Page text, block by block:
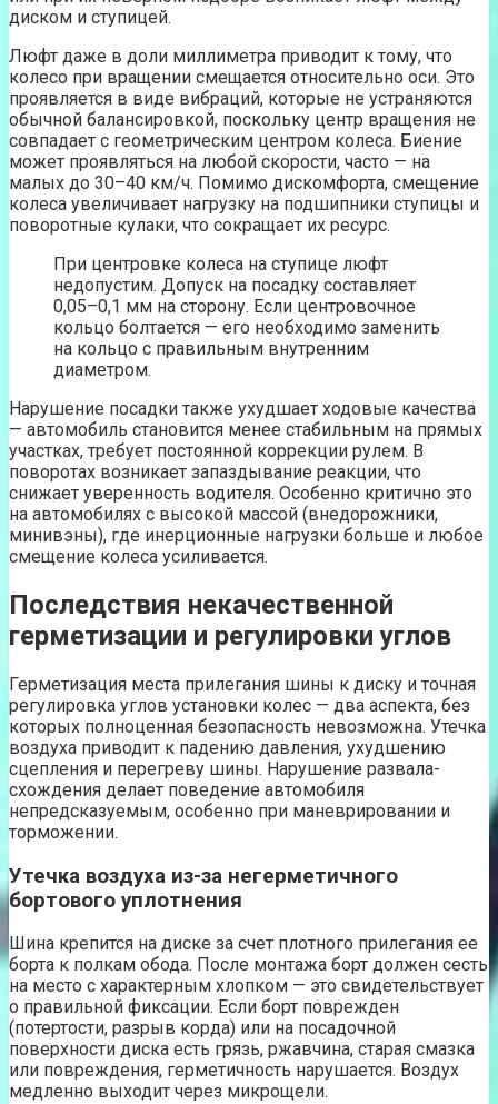
диском и ступицей.
Люфт даже в доли миллиметра приводит к тому, что
колесо при вращении смещается относительно оси. Это
проявляется в виде вибраций, которые не устраняются
обычной балансировкой, поскольку центр вращения не
совпадает с геометрическим центром колеса. Биение
может проявляться на любой скорости, часто — на
малых до 30–40 км/ч. Помимо дискомфорта, смещение
колеса увеличивает нагрузку на подшипники ступицы и
поворотные кулаки, что сокращает их ресурс.
При центровке колеса на ступице люфт
недопустим. Допуск на посадку составляет
0,05–0,1 мм на сторону. Если центровочное
кольцо болтается — его необходимо заменить
на кольцо с правильным внутренним
диаметром.
Нарушение посадки также ухудшает ходовые качества
— автомобиль становится менее стабильным на прямых
участках, требует постоянной коррекции рулем. В
поворотах возникает запаздывание реакции, что
снижает уверенность водителя. Особенно критично это
на автомобилях с высокой массой (внедорожники,
минивэны), где инерционные нагрузки больше и любое
смещение колеса усиливается.
Последствия некачественной
герметизации и регулировки углов
Герметизация места прилегания шины к диску и точная
регулировка углов установки колес — два аспекта, без
которых полноценная безопасность невозможна. Утечка
воздуха приводит к падению давления, ухудшению
сцепления и перегреву шины. Нарушение развала-
схождения делает поведение автомобиля
непредсказуемым, особенно при маневрировании и
торможении.
Утечка воздуха из-за негерметичного
бортового уплотнения
Шина крепится на диске за счет плотного прилегания ее
борта к полкам обода. После монтажа борт должен сесть
на место с характерным хлопком — это свидетельствует
о правильной фиксации. Если борт поврежден
(потертости, разрыв корда) или на посадочной
поверхности диска есть грязь, ржавчина, старая смазка
или повреждения, герметичность нарушается. Воздух
медленно выходит через микрощели.